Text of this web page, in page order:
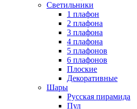
Светильники
1 плафон
2 плафона
3 плафона
4 плафона
5 плафонов
6 плафонов
Плоские
Декоративные
Шары
Русская пирамида
Пул